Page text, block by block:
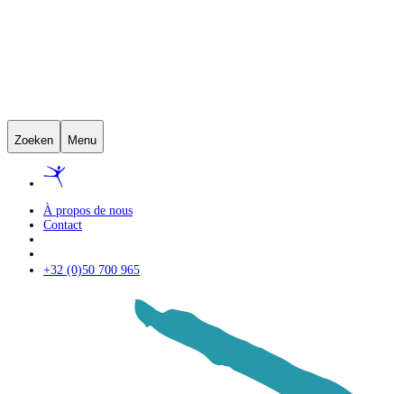
Zoeken Menu
À propos de nous
Contact
+32 (0)50 700 965